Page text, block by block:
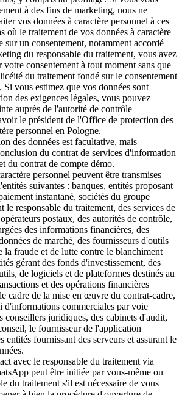
à des fins de marketing, nous ne
vos données à caractère personnel à ces
où le traitement de vos données à caractère
sur un consentement, notamment accordé
du responsable du traitement, vous avez
consentement à tout moment sans que
du traitement fondé sur le consentement
Si vous estimez que vos données sont
des exigences légales, vous pouvez
auprès de l'autorité de contrôle
le président de l'Office de protection des
personnel en Pologne.
des données est facultative, mais
du contrat de services d'information
du contrat de compte démo.
personnel peuvent être transmises
suivantes : banques, entités proposant
instantané, sociétés du groupe
le responsable du traitement, des services de
postaux, des autorités de contrôle,
des informations financières, des
de marché, des fournisseurs d'outils
la fraude et de lutte contre le blanchiment
gérant des fonds d'investissement, des
de logiciels et de plateformes destinés au
et des opérations financières
cadre de la mise en œuvre du contrat-cadre,
d'informations commerciales par voie
conseillers juridiques, des cabinets d'audit,
le fournisseur de l'application
entités fournissant des serveurs et assurant le
avec le responsable du traitement via
peut être initiée par vous-même ou
du traitement s'il est nécessaire de vous